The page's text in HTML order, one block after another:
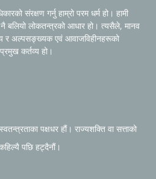
संरक्षण गर्नु हाम्रो परम धर्म हो। हामी
बलियो लोकतन्त्रको आधार हो। त्यसैले, मानव
र अल्पसङ्ख्यक एवं आवाजविहीनहरूको
कर्तव्य हो।
पक्षधर हौं। राज्यशक्ति वा सत्ताको
पछि हट्दैनौं।